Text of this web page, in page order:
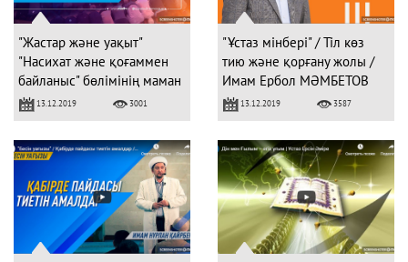
"Жастар және уақыт"
"Насихат және қоғаммен
байланыс" бөлімінің маман
/ Хамзат Қажымұратұлы
13.12.2019 3001
"Ұстаз мінбері" / Тіл көз
тию және қорғану жолы /
Имам Ербол МӘМБЕТОВ
13.12.2019 3587